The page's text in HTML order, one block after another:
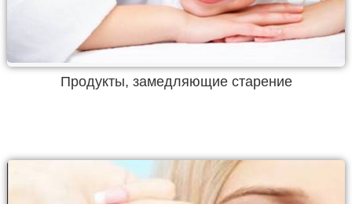
Продукты, замедляющие старение